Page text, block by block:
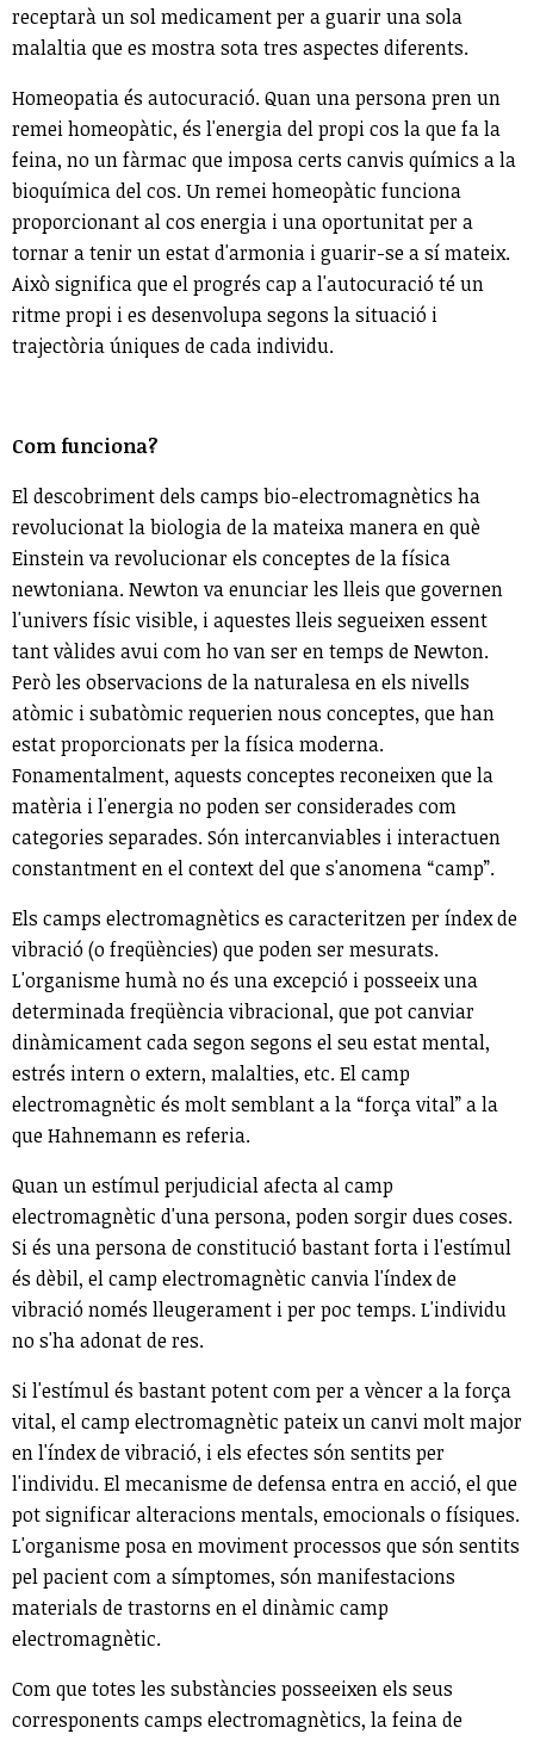
receptarà un sol medicament per a guarir una sola
malaltia que es mostra sota tres aspectes diferents.
Homeopatia és autocuració. Quan una persona pren un
remei homeopàtic, és l'energia del propi cos la que fa la
feina, no un fàrmac que imposa certs canvis químics a la
bioquímica del cos. Un remei homeopàtic funciona
proporcionant al cos energia i una oportunitat per a
tornar a tenir un estat d'armonia i guarir-se a sí mateix.
Això significa que el progrés cap a l'autocuració té un
ritme propi i es desenvolupa segons la situació i
trajectòria úniques de cada individu.
Com funciona?
El descobriment dels camps bio-electromagnètics ha
revolucionat la biologia de la mateixa manera en què
Einstein va revolucionar els conceptes de la física
newtoniana. Newton va enunciar les lleis que governen
l'univers físic visible, i aquestes lleis segueixen essent
tant vàlides avui com ho van ser en temps de Newton.
Però les observacions de la naturalesa en els nivells
atòmic i subatòmic requerien nous conceptes, que han
estat proporcionats per la física moderna.
Fonamentalment, aquests conceptes reconeixen que la
matèria i l'energia no poden ser considerades com
categories separades. Són intercanviables i interactuen
constantment en el context del que s'anomena “camp”.
Els camps electromagnètics es caracteritzen per índex de
vibració (o freqüències) que poden ser mesurats.
L'organisme humà no és una excepció i posseeix una
determinada freqüència vibracional, que pot canviar
dinàmicament cada segon segons el seu estat mental,
estrés intern o extern, malalties, etc. El camp
electromagnètic és molt semblant a la “força vital” a la
que Hahnemann es referia.
Quan un estímul perjudicial afecta al camp
electromagnètic d'una persona, poden sorgir dues coses.
Si és una persona de constitució bastant forta i l'estímul
és dèbil, el camp electromagnètic canvia l'índex de
vibració només lleugerament i per poc temps. L'individu
no s'ha adonat de res.
Si l'estímul és bastant potent com per a vèncer a la força
vital, el camp electromagnètic pateix un canvi molt major
en l'índex de vibració, i els efectes són sentits per
l'individu. El mecanisme de defensa entra en acció, el que
pot significar alteracions mentals, emocionals o físiques.
L'organisme posa en moviment processos que són sentits
pel pacient com a símptomes, són manifestacions
materials de trastorns en el dinàmic camp
electromagnètic.
Com que totes les substàncies posseeixen els seus
corresponents camps electromagnètics, la feina de